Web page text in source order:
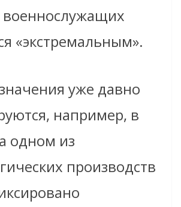
военнослужащих
«экстремальным».
уже давно
например, в
одном из
производств